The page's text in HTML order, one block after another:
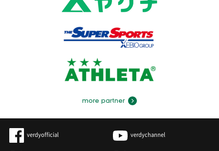
more partner
verdyofficial verdychannel